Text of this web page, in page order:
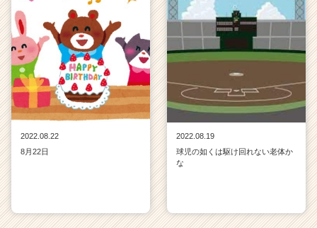
2022.08.22
8月22日
2022.08.19
球児の如くは駆け回れない老体か
な